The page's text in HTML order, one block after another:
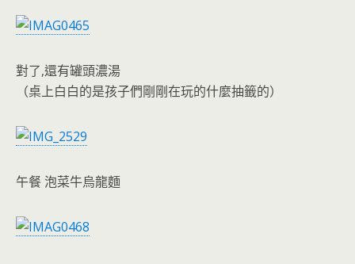
對了,還有罐頭濃湯
（桌上白白的是孩子們剛剛在玩的什麼抽籤的）
午餐 泡菜牛烏龍麵